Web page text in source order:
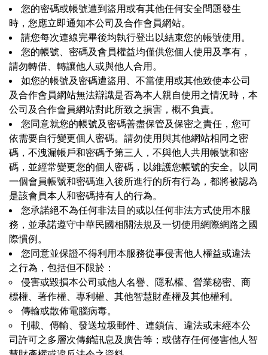
您的密碼或帳號遭到盜用或有其他任何安全問題發生
時，您應立即通知本公司及合作會員網站。
請您每次連線完畢後均執行登出以結束您的帳號使用。
您的帳號、密碼及會員權益均僅供您個人使用及享有，
請勿轉借、轉讓他人或與他人合用。
如您的帳號及密碼遭盜用、不當使用或其他致使本公司
及合作會員網站無法辯識是否為本人親自使用之情況時，本
公司及合作會員網站對此所致之損害，概不負責。
您同意就您的帳號及密碼善盡保管及保密之責任，您可
依需要自行變更個人密碼。請勿使用與其他網站相同之密
碼，不洩漏帳戶和密碼予第三人，不與他人共用帳號和密
碼，並經常變更您的個人密碼，以維護您帳號的安全。以同
一個會員帳號和密碼進入後所進行的所有行為，都將被認為
是該會員本人和密碼持有人的行為。
您承諾絕不為任何非法目的或以任何非法方式使用本服
務，並承諾遵守中華民國相關法規及一切使用網際網路之國
際慣例。
您同意並保證不得利用本服務從事侵害他人權益或違法
之行為，包括但不限於：
侵害或毀損本公司或他人名譽、隱私權、營業秘密、商
標權、著作權、專利權、其他智慧財產權及其他權利。
傳輸或散佈電腦病毒。
刊載、傳輸、發送垃圾郵件、連鎖信、違法或未經本公
司許可之多層次傳銷訊息及廣告等；或儲存任何侵害他人智